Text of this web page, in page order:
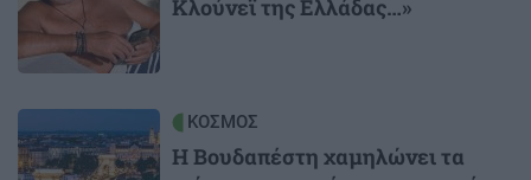
Κλούνεϊ της Ελλάδας…»
ΚΟΣΜΟΣ
Η Βουδαπέστη χαμηλώνει τα